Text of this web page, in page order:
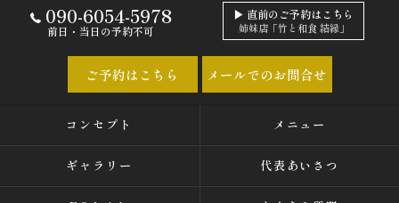
090-6054-5978
前日・当日の予約不可
▶ 直前のご予約はこちら
姉妹店「竹と和食 結縁」
ご予約はこちら メールでのお問合せ
コンセプト メニュー
ギャラリー 代表あいさつ